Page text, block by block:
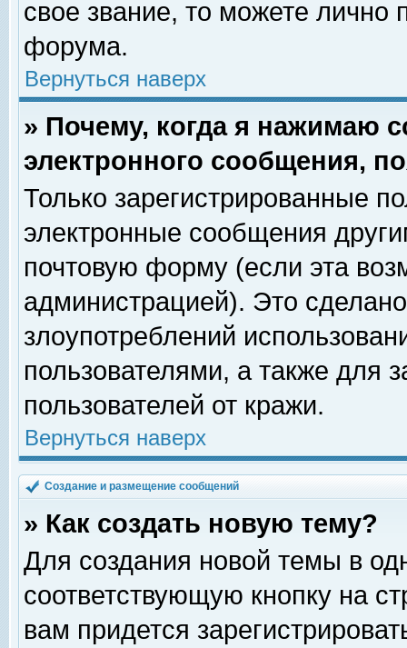
свое звание, то можете лично
форума.
Вернуться наверх
» Почему, когда я нажимаю
электронного сообщения,
Только зарегистрированные
электронные сообщения
почтовую форму (если эта
администрацией). Это
злоупотреблений
пользователями, а также для
пользователей от кражи.
Вернуться наверх
Создание и размещение сообщений
» Как создать новую тему?
Для создания новой темы в
соответствующую кнопку на
вам придется